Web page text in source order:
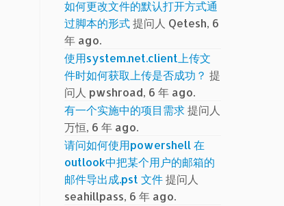
如何更改文件的默认打开方式通
过脚本的形式提问人 Qetesh, 6
年 ago.
使用system.net.client上传文
件时如何获取上传是否成功？ 提
问人 pwshroad, 6 年 ago.
有一个实施中的项目需求提问人
万恒, 6 年 ago.
请问如何使用powershell 在
outlook中把某个用户的邮箱的
邮件导出成.pst 文件提问人
seahillpass, 6 年 ago.